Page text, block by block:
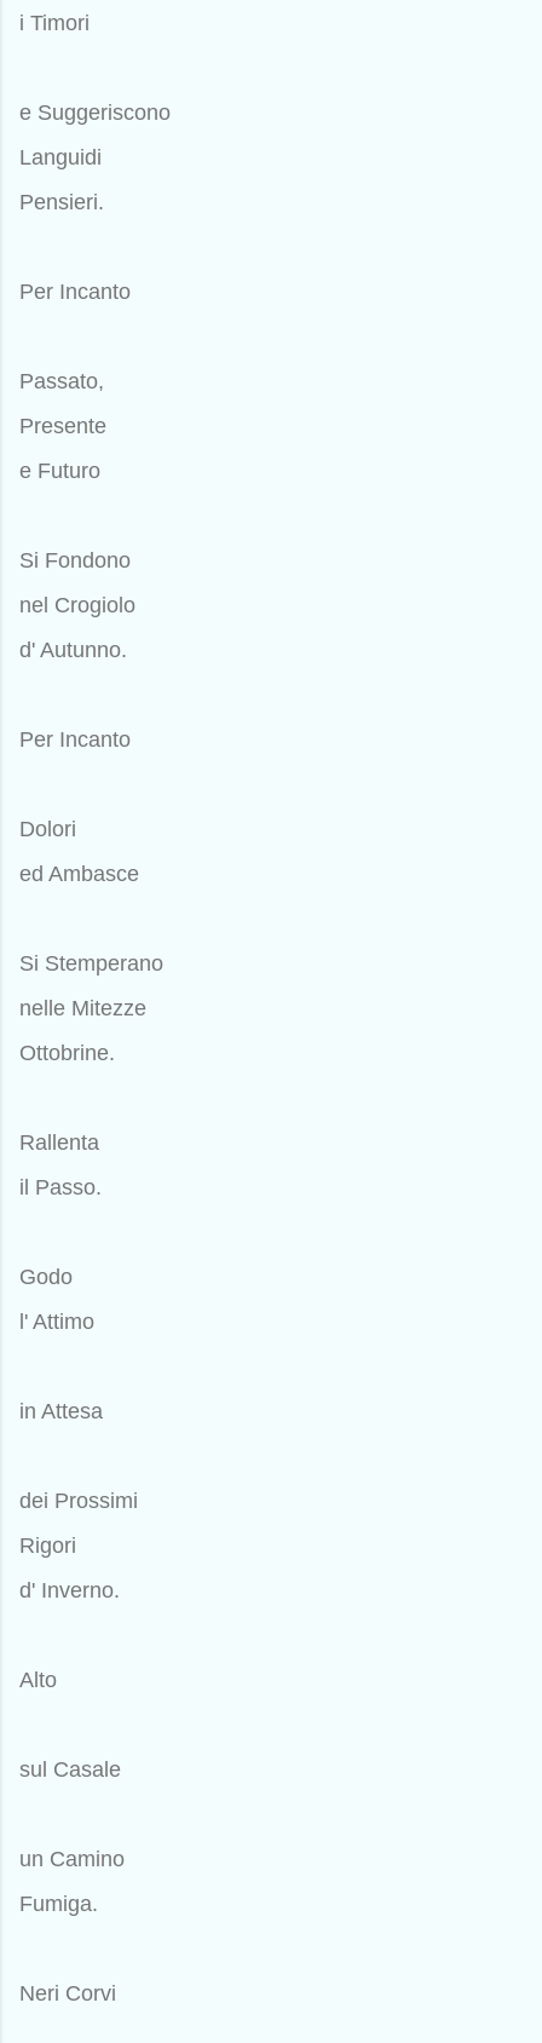
i Timori
e Suggeriscono
Languidi
Pensieri.
Per Incanto
Passato,
Presente
e Futuro
Si Fondono
nel Crogiolo
d' Autunno.
Per Incanto
Dolori
ed Ambasce
Si Stemperano
nelle Mitezze
Ottobrine.
Rallenta
il Passo.
Godo
l' Attimo
in Attesa
dei Prossimi
Rigori
d' Inverno.
Alto
sul Casale
un Camino
Fumiga.
Neri Corvi